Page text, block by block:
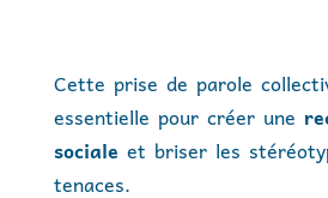
Cette prise de parole
essentielle pour créer une
sociale et briser les
tenaces.